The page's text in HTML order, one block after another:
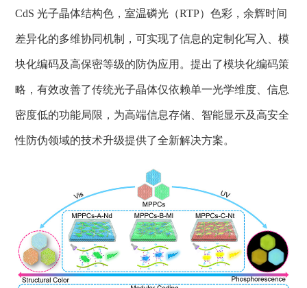
CdS光子晶体结构色，室温磷光（RTP）色彩，余辉时间
差异化的多维协同机制，可实现了信息的定制化写入、模
块化编码及高保密等级的防伪应用。提出了模块化编码策
略，有效改善了传统光子晶体仅依赖单一光学维度、信息
密度低的功能局限，为高端信息存储、智能显示及高安全
性防伪领域的技术升级提供了全新解决方案。